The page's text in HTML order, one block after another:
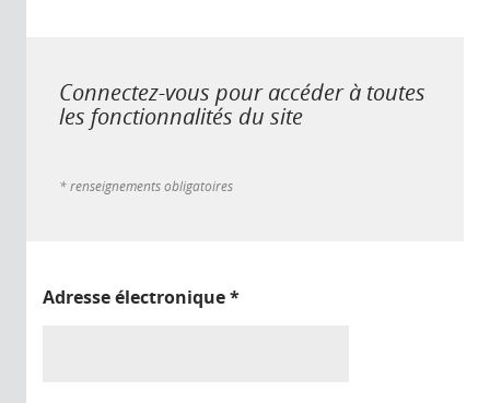
Connectez-vous pour accéder à toutes
les fonctionnalités du site
* renseignements obligatoires
Adresse électronique*